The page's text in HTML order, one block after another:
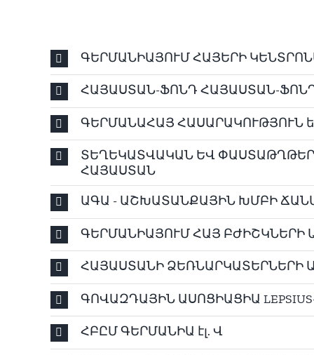
ԳԵՐՄԱՆԻԱՅՈՒՄ ՀԱՅԵՐԻ
ՀԱՅԱՍՏԱՆ-ՖՈՆԴ ՀԱՅԱՍՏԱՆ-
ԳԵՐՄԱՆԱՀԱՅ ՀԱՍԱՐԱԿՈՒԹՅՈՒՆ
ՏԵՂԵԿԱՏՎԱԿԱՆ ԵՎ
ՀԱՅԱՍՏԱՆ
ԱԳԱ - ԱՇԽԱՏԱՆՔԱՅԻՆ ԽՄԲԻ
ԳԵՐՄԱՆԻԱՅՈՒՄ ՀԱՅ ԲԺԻՇԿՆԵՐԻ
ՀԱՅԱՍՏԱՆԻ ՁԵՌՆԱՐԿԱՏԵՐՆԵՐԻ
ԳՈՎԱԶԴԱՅԻՆ ԱՍՈՑԻԱՑԻԱ LEPSIUS-
ՀԲԸՄ ԳԵՐՄԱՆԻԱ էլ. Վ